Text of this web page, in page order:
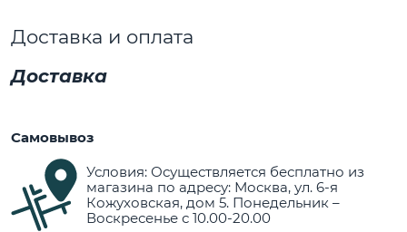
Доставка и оплата
Доставка
Самовывоз
Условия: Осуществляется бесплатно из
магазина по адресу: Москва, ул. 6-я
Кожуховская, дом 5. Понедельник –
Воскресенье с 10.00-20.00